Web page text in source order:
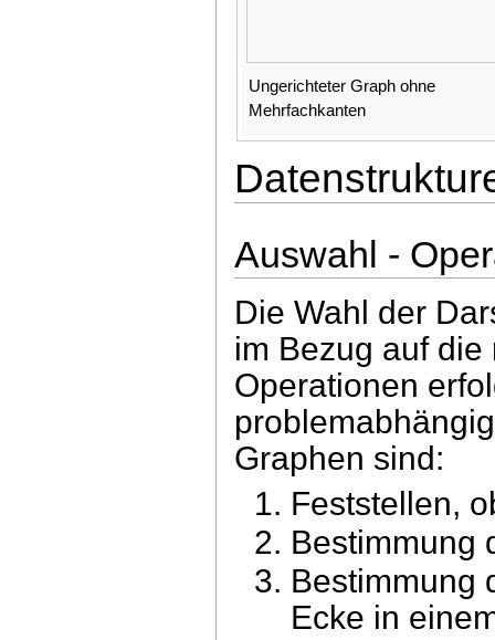
Ungerichteter Graph ohne
Mehrfachkanten
Auswahl -
Die Wahl der
im Bezug auf
Operationen
Graphen sind:
Feststellen,
Bestimmung
Bestimmung
Ecke in